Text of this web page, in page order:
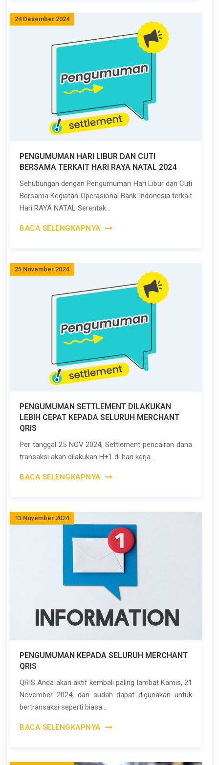
24 Desember 2024
PENGUMUMAN HARI LIBUR DAN CUTI
BERSAMA TERKAIT HARI RAYA NATAL 2024
Sehubungan dengan Pengumuman Hari Libur dan Cuti
Bersama Kegiatan Operasional Bank Indonesia terkait
Hari RAYA NATAL Serentak...
BACA SELENGKAPNYA
25 November 2024
PENGUMUMAN SETTLEMENT DILAKUKAN
LEBIH CEPAT KEPADA SELURUH MERCHANT
QRIS
Per tanggal 25 NOV 2024, Settlement pencairan dana
transaksi akan dilakukan H+1 di hari kerja...
BACA SELENGKAPNYA
13 November 2024
PENGUMUMAN KEPADA SELURUH MERCHANT
QRIS
QRIS Anda akan aktif kembali paling lambat Kamis, 21
November 2024, dan sudah dapat digunakan untuk
bertransaksi seperti biasa...
BACA SELENGKAPNYA